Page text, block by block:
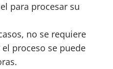
para procesar su
no se requiere
proceso se puede